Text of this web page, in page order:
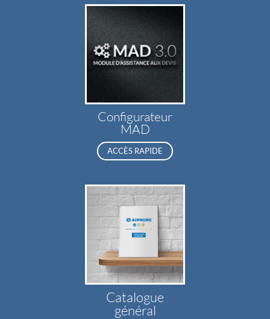
Configurateur
MAD
ACCÈS RAPIDE
Catalogue
général